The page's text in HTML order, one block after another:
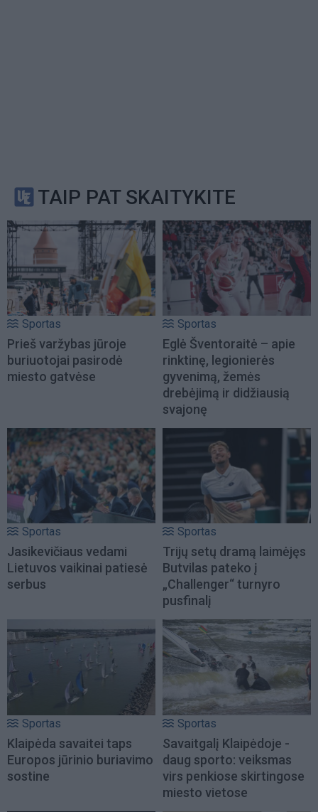
TAIP PAT SKAITYKITE
Sportas
Prieš varžybas jūroje
buriuotojai pasirodė
miesto gatvėse
Sportas
Eglė Šventoraitė – apie
rinktinę, legionierės
gyvenimą, žemės
drebėjimą ir didžiausią
svajonę
Sportas
Jasikevičiaus vedami
Lietuvos vaikinai patiesė
serbus
Sportas
Trijų setų dramą laimėjęs
Butvilas pateko į
„Challenger“ turnyro
pusfinalį
Sportas
Klaipėda savaitei taps
Europos jūrinio buriavimo
sostine
Sportas
Savaitgalį Klaipėdoje -
daug sporto: veiksmas
virs penkiose skirtingose
miesto vietose